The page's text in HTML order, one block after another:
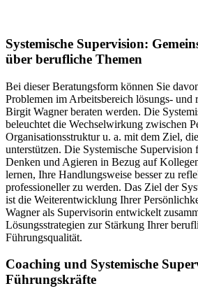
Systemische Supervision:
über berufliche Themen
Bei dieser Beratungsform können Sie
Problemen im Arbeitsbereich lösungs- und
Birgit Wagner beraten werden. Die
beleuchtet die Wechselwirkung zwischen
Organisationsstruktur u. a. mit dem Ziel,
unterstützen. Die Systemische
Denken und Agieren in Bezug auf
lernen, Ihre Handlungsweise besser zu
professioneller zu werden. Das Ziel der
ist die Weiterentwicklung Ihrer
Wagner als Supervisorin entwickelt
Lösungsstrategien zur Stärkung Ihrer
Führungsqualität.
Coaching und Systemische
Führungskräfte